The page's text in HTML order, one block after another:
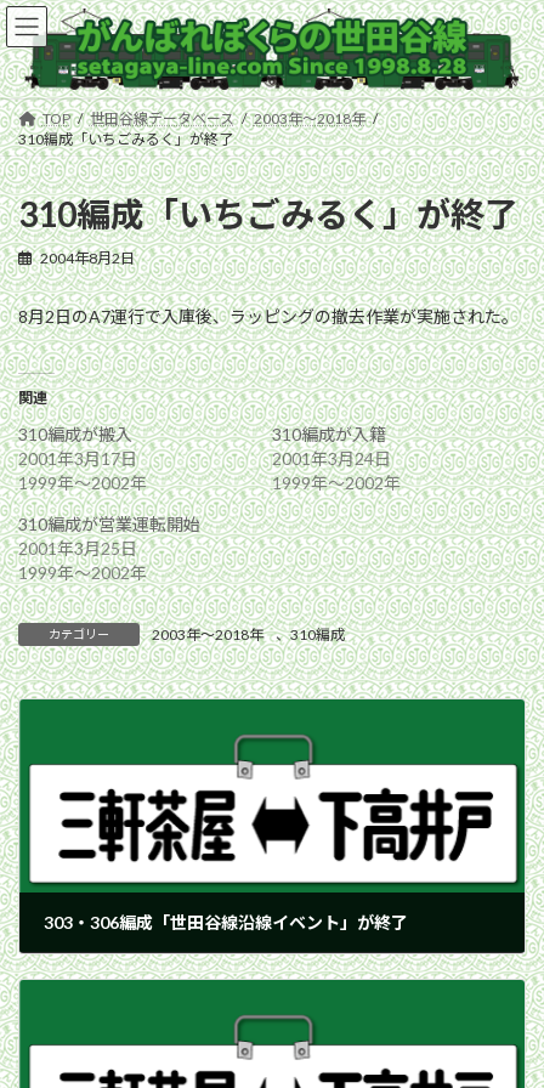
コ
ン
テ
ン
ツ
へ
ス
キ
ッ
プ
ナ
ビ
ゲ
ー
シ
ョ
ン
に
移
動
TOP 世田谷線データベース
2003年〜2018年
310編成「いちごみるく」が終了
310編成「いちごみるく」が終了
2004年8月2日
8月2日のA7運行で入庫後、ラッピングの撤去作業が実施された。
関連
310編成が搬入
2001年3月17日
1999年〜2002年
310編成が入籍
2001年3月24日
1999年〜2002年
310編成が営業運転開始
2001年3月25日
1999年〜2002年
カテゴリー 2003年〜2018年 、310編成
303・306編成「世田谷線沿線イベント」が終了
2004年5月10日